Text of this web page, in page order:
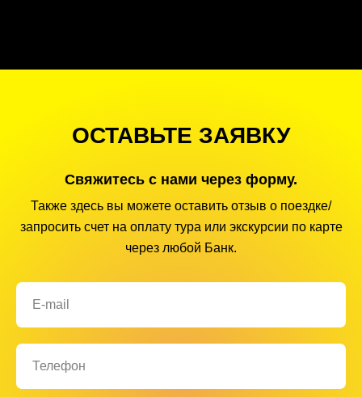
ОСТАВЬТЕ ЗАЯВКУ
Свяжитесь с нами через форму.
Также здесь вы можете оставить отзыв о поездке/
запросить счет на оплату тура или экскурсии по карте
через любой Банк.
E-mail
Телефон